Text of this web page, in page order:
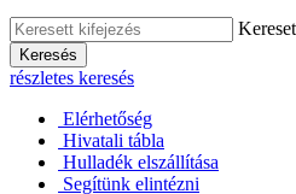
Keresés
részletes keresés
Elérhetőség
Hivatali tábla
Hulladék elszállítása
Segítünk elintézni